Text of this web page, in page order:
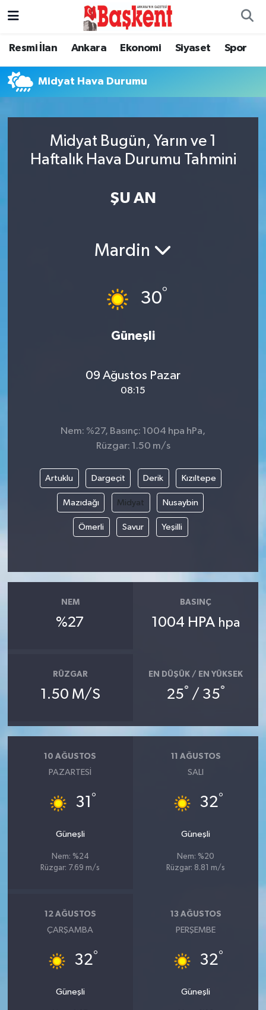
Resmi İlan Ankara Ekonomi Siyaset Spor
Midyat Hava Durumu
Midyat Bugün, Yarın ve 1
Haftalık Hava Durumu Tahmini
ŞU AN
Mardin
30°
Güneşli
09 Ağustos Pazar
08:15
Nem: %27, Basınç: 1004 hpa hPa,
Rüzgar: 1.50 m/s
Artuklu Dargeçit Derik Kızıltepe
Mazıdağı Midyat Nusaybin
Ömerli Savur Yeşilli
NEM
%27
BASINÇ
1004 HPA hpa
RÜZGAR
1.50 M/S
EN DÜŞÜK / EN YÜKSEK
25° / 35°
10 AĞUSTOS
PAZARTESI
31 °
Güneşli
Nem: %24
Rüzgar: 7.69 m/s
11 AĞUSTOS
SALI
32°
Güneşli
Nem: %20
Rüzgar: 8.81 m/s
12 AĞUSTOS
ÇARŞAMBA
32°
Güneşli
13 AĞUSTOS
PERŞEMBE
32°
Güneşli
Ankara
Asayiş
Dünya
Eğitim
Özel Haber
Siyaset
Ankara Nöbetçi Eczaneler
Ankara Hava Durumu
Ankara Trafik Yoğunluk Haritası
Süper Lig Puan Durumu ve Fikstür